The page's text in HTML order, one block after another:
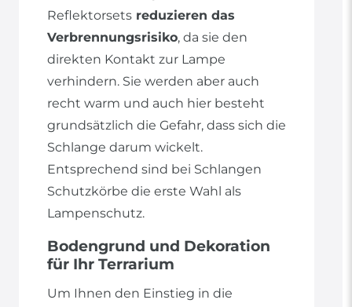
Reflektorsets reduzieren das
Verbrennungsrisiko, da sie den
direkten Kontakt zur Lampe
verhindern. Sie werden aber auch
recht warm und auch hier besteht
grundsätzlich die Gefahr, dass sich die
Schlange darum wickelt.
Entsprechend sind bei Schlangen
Schutzkörbe die erste Wahl als
Lampenschutz.
Bodengrund und Dekoration
für Ihr Terrarium
Um Ihnen den Einstieg in die